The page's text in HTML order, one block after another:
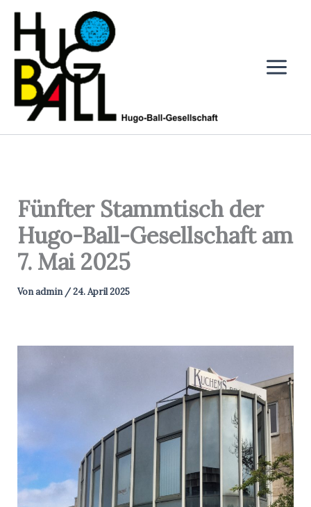
Zum
Inhalt
Fünfter Stammtisch der
Hugo-Ball-Gesellschaft am
7. Mai 2025
Vonadmin /24. April 2025